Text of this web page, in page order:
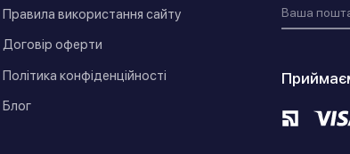
Правила використання сайту
Договір оферти
Політика конфіденційності
Блог